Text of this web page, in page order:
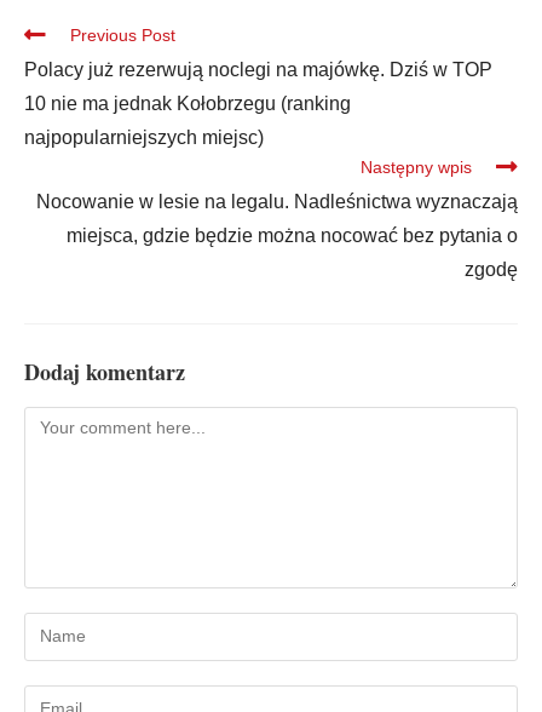
Previous Post
Polacy już rezerwują noclegi na majówkę. Dziś w TOP
10 nie ma jednak Kołobrzegu (ranking
najpopularniejszych miejsc)
Następny wpis
Nocowanie w lesie na legalu. Nadleśnictwa wyznaczają
miejsca, gdzie będzie można nocować bez pytania o
zgodę
Dodaj komentarz